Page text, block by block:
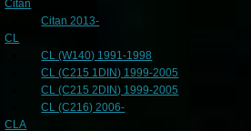
Citan
Citan 2013-
CL
CL (W140) 1991-1998
CL (C215 1DIN) 1999-2005
CL (C215 2DIN) 1999-2005
CL (C216) 2006-
CLA